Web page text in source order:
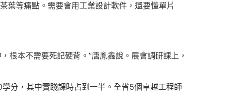
葉等痛點。需要會用工業設計軟件，還要懂單片
根本不需要死記硬背。”唐胤鑫說。展會調研課上，
分，其中實踐課時占到一半。全省5個卓越工程師